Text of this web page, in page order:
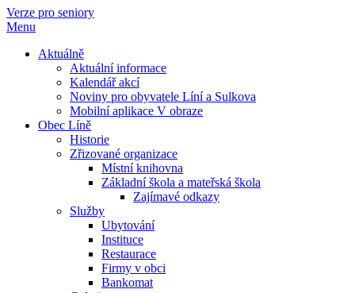
Verze pro seniory
Menu
Aktuálně
Aktuální informace
Kalendář akcí
Noviny pro obyvatele Líní a Sulkova
Mobilní aplikace V obraze
Obec Líně
Historie
Zřizované organizace
Místní knihovna
Základní škola a mateřská škola
Zajímavé odkazy
Služby
Ubytování
Instituce
Restaurace
Firmy v obci
Bankomat